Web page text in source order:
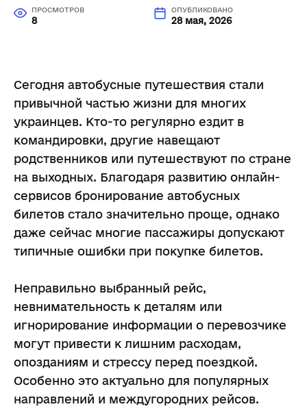
ПРОСМОТРОВ
8
ОПУБЛИКОВАНО
28 мая, 2026
Сегодня автобусные путешествия стали
привычной частью жизни для многих
украинцев. Кто-то регулярно ездит в
командировки, другие навещают
родственников или путешествуют по стране
на выходных. Благодаря развитию онлайн-
сервисов бронирование автобусных
билетов стало значительно проще, однако
даже сейчас многие пассажиры допускают
типичные ошибки при покупке билетов.
Неправильно выбранный рейс,
невнимательность к деталям или
игнорирование информации о перевозчике
могут привести к лишним расходам,
опозданиям и стрессу перед поездкой.
Особенно это актуально для популярных
направлений и междугородних рейсов.